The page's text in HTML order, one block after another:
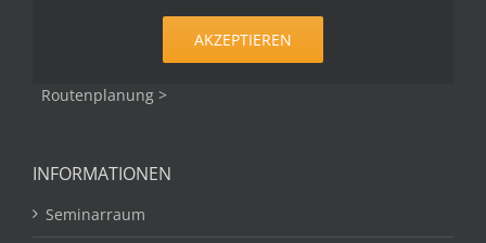
AKZEPTIEREN
Routenplanung >
INFORMATIONEN
Seminarraum